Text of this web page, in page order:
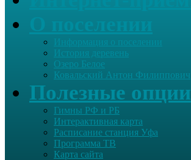
Информация о поселении
История деревень
Озеро Белое
Ковальский Антон Филиппович
Полезные опции
Гимны РФ и РБ
Интерактивная карта
Расписание станция Уфа
Программа ТВ
Карта сайта